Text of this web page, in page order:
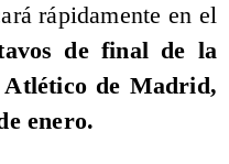
rápidamente en el
de final de la
de Madrid,
enero.